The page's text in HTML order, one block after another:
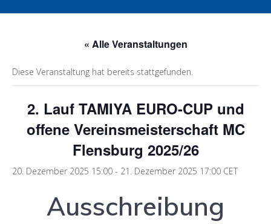
« Alle Veranstaltungen
Diese Veranstaltung hat bereits stattgefunden.
2. Lauf TAMIYA EURO-CUP und
offene Vereinsmeisterschaft MC
Flensburg 2025/26
20. Dezember 2025 15:00 - 21. Dezember 2025 17:00 CET
Ausschreibung